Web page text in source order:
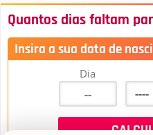
Quantos dias faltam
Insira a sua data de
Dia